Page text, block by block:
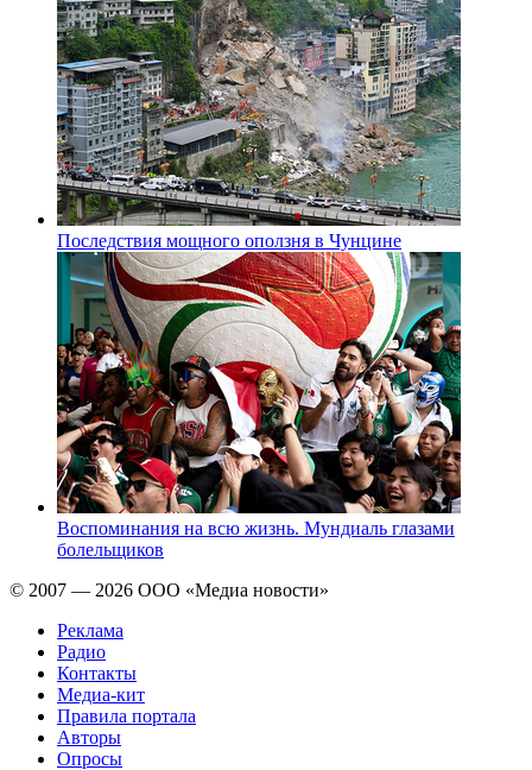
Последствия мощного оползня в Чунцине
Воспоминания на всю жизнь. Мундиаль глазами
болельщиков
© 2007 — 2026 ООО «Медиа новости»
Реклама
Радио
Контакты
Медиа-кит
Правила портала
Авторы
Опросы